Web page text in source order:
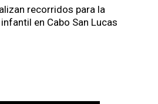
recorridos para la
en Cabo San Lucas